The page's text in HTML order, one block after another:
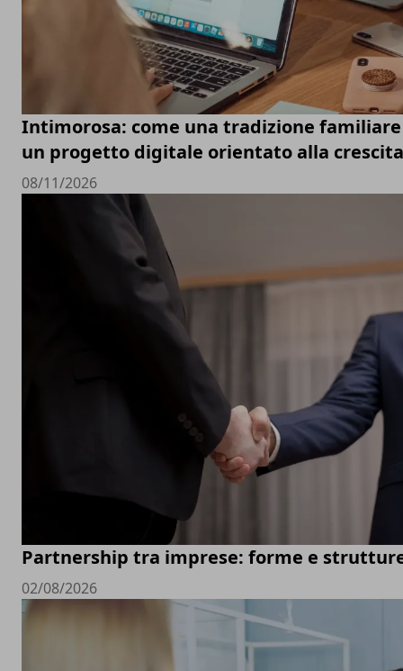
Intimorosa: come una tradizione
un progetto digitale orientato alla
08/11/2026
Partnership tra imprese: forme e
02/08/2026